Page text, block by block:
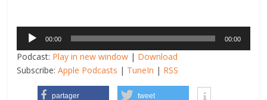
Lecteur
audio
00:00 00:00
Podcast: Play in new window | Download
Subscribe:Apple Podcasts | TuneIn | RSS
partager tweet